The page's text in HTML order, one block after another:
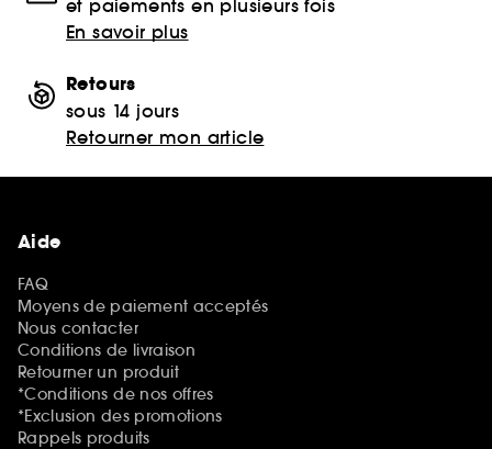
et paiements en plusieurs fois
En savoir plus
Retours
sous 14 jours
Retourner mon article
Aide
FAQ
Moyens de paiement acceptés
Nous contacter
Conditions de livraison
Retourner un produit
*Conditions de nos offres
*Exclusion des promotions
Rappels produits